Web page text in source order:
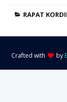
RAPAT
Crafted with by